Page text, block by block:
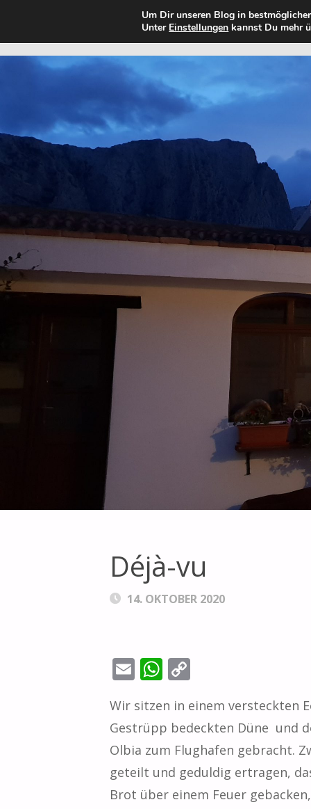
DAS GROSSE ABENTEUER
Déjà-vu
14. OKTOBER 2020
E
ai
l
W
at
s
A
p
p
p
y
Li
n
k
Wir sitzen in einem versteckten
Gestrüpp bedeckten Düne und
Olbia zum Flughafen gebracht.
geteilt und geduldig ertragen,
Brot über einem Feuer
Um Dir unseren Blog in
Unter Einstellungen kannst Du mehr